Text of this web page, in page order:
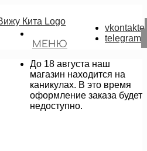
vkontakte
telegram
МЕНЮ
До 18 августа наш
магазин находится на
каникулах. В это время
оформление заказа будет
недоступно.